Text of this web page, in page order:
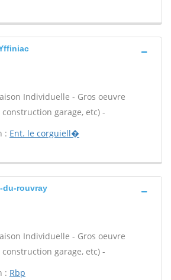
Individuelle - Gros oeuvre
garage, etc) -
: Ent. le corguiell�
du-rouvray
Individuelle - Gros oeuvre
garage, etc) -
: Rbp